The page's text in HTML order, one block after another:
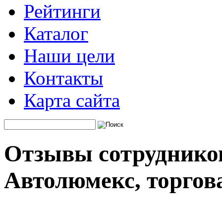
Рейтинги
Каталог
Наши цели
Контакты
Карта сайта
Отзывы
Автолюмекс,